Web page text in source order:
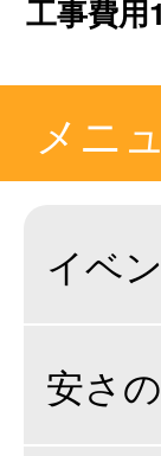
工事費用
メニ
イベ
安さ